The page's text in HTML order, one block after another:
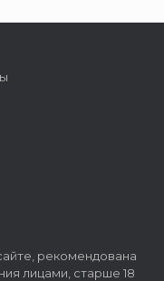
рекомендована
лицами, старше 18